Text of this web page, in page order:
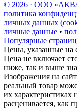
© 2026 · ООО
политика
личных данных
личные данные •
Популярные
Цены, указанные на
Цена не включает
ниже, так и выше
Изображения на
реальный товар
их
расценивается, как